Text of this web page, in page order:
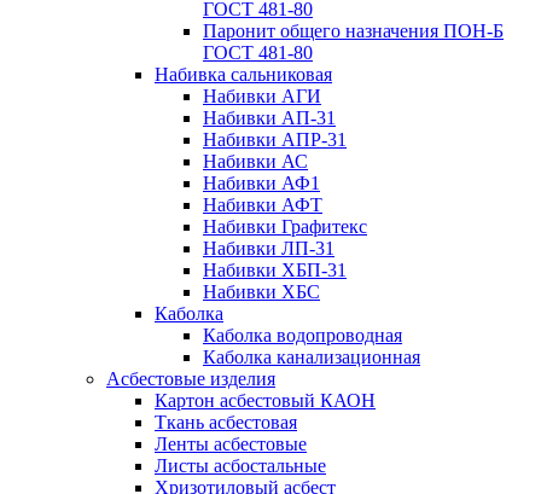
ГОСТ 481-80
Паронит общего назначения ПОН-Б
ГОСТ 481-80
Набивка сальниковая
Набивки АГИ
Набивки АП-31
Набивки АПР-31
Набивки АС
Набивки АФ1
Набивки АФТ
Набивки Графитекс
Набивки ЛП-31
Набивки ХБП-31
Набивки ХБС
Каболка
Каболка водопроводная
Каболка канализационная
Асбестовые изделия
Картон асбестовый КАОН
Ткань асбестовая
Ленты асбестовые
Листы асбостальные
Хризотиловый асбеcт